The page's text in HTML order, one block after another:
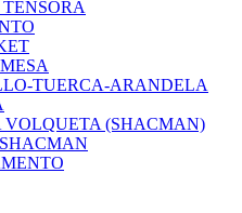
TUERCA-ARANDELA
VOLQUETA (SHACMAN)